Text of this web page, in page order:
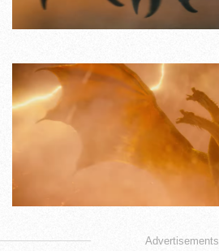
Advertisements